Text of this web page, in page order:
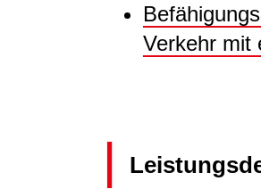
Verkehr mit